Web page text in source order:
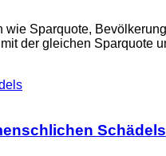
Sparquote,
der gleichen Sparquote
Schädels